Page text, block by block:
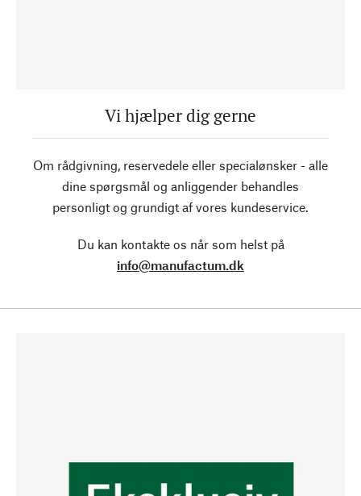
Vi hjælper dig gerne
Om rådgivning, reservedele eller specialønsker - alle
dine spørgsmål og anliggender behandles
personligt og grundigt af vores kundeservice.
Du kan kontakte os når som helst på
info@manufactum.dk